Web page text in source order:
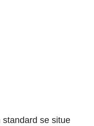
se situe